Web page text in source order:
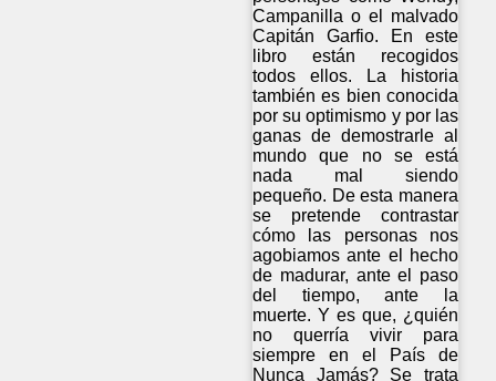
Campanilla o el malvado
Capitán Garfio. En este
libro están recogidos
todos ellos. La historia
también es bien conocida
por su optimismo y por las
ganas de demostrarle al
mundo que no se está
nada mal siendo
pequeño. De esta manera
se pretende contrastar
cómo las personas nos
agobiamos ante el hecho
de madurar, ante el paso
del tiempo, ante la
muerte. Y es que, ¿quién
no querría vivir para
siempre en el País de
Nunca Jamás? Se trata